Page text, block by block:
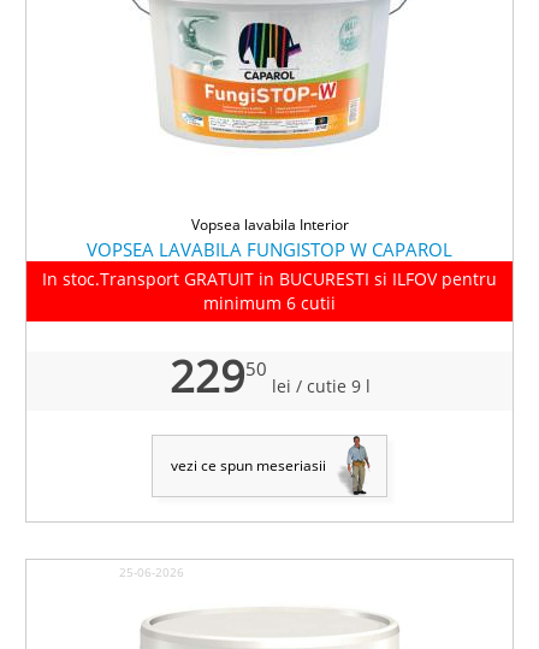
Vopsea lavabila Interior
VOPSEA LAVABILA FUNGISTOP W CAPAROL
In stoc.Transport GRATUIT in BUCURESTI si ILFOV pentru
minimum 6 cutii
22950
lei / cutie 9 l
vezi ce spun meseriasii
25-06-2026